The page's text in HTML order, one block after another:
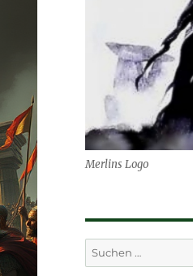
Merlins Logo
Suchen
nach: